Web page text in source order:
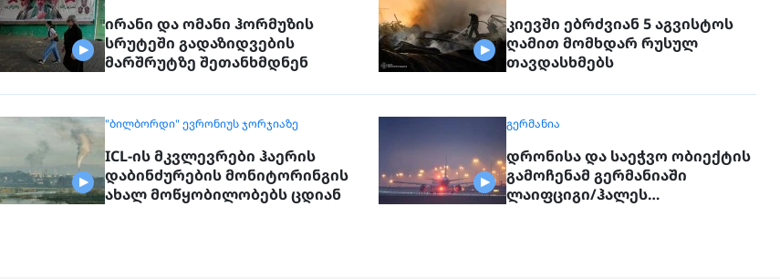
ირანი და ომანი ჰორმუზის
სრუტეში გადაზიდვების
მარშრუტზე შეთანხმდნენ
კიევში ებრძვიან 5 აგვისტოს
ღამით მომხდარ რუსულ
თავდასხმებს
"ᲑᲘᲚᲑᲝᲠᲓᲘ" ᲔᲕᲠᲝᲜᲘᲣᲡ ᲯᲝᲠᲯᲘᲐᲖᲔ
ICL-ის მკვლევრები ჰაერის
დაბინძურების მონიტორინგის
ახალ მოწყობილობებს ცდიან
ᲒᲔᲠᲛᲐᲜᲘᲐ
დრონისა და საეჭვო ობიექტის
გამოჩენამ გერმანიაში
ლაიფციგი/ჰალეს